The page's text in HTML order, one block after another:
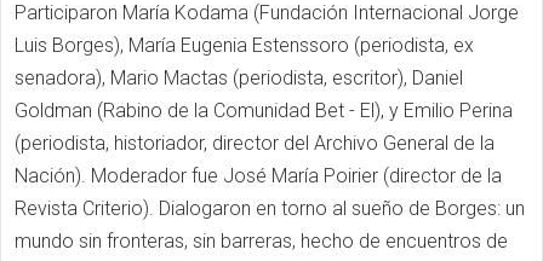
Participaron María Kodama (Fundación Internacional Jorge
Luis Borges), María Eugenia Estenssoro (periodista, ex
senadora), Mario Mactas (periodista, escritor), Daniel
Goldman (Rabino de la Comunidad Bet - El), y Emilio Perina
(periodista, historiador, director del Archivo General de la
Nación). Moderador fue José María Poirier (director de la
Revista Criterio). Dialogaron en torno al sueño de Borges: un
mundo sin fronteras, sin barreras, hecho de encuentros de